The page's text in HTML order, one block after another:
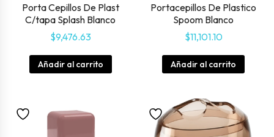
Porta Cepillos De Plast
C/tapa Splash Blanco
$9,476.63
Añadir al carrito
Portacepillos De Plastico
Spoom Blanco
$11,101.10
Añadir al carrito